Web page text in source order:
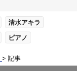
清水アキラ
ピアノ
記事